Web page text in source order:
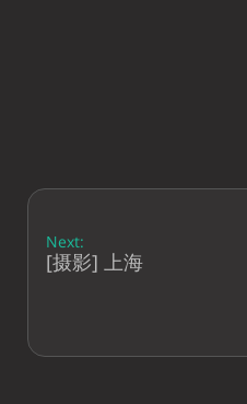
Next:
[摄影] 上海